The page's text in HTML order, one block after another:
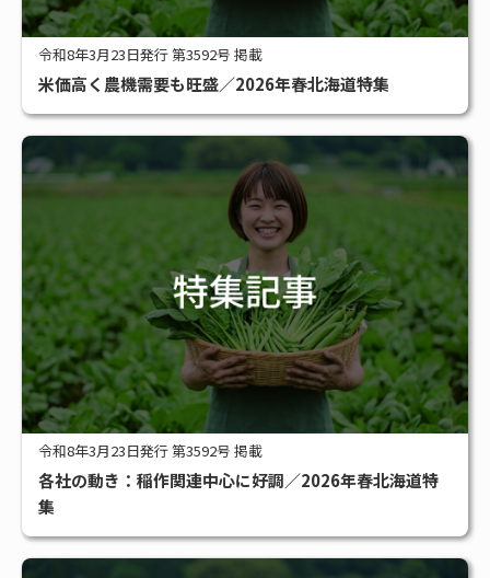
令和8年3月23日発行 第3592号 掲載
米価高く農機需要も旺盛／2026年春北海道特集
令和8年3月23日発行 第3592号 掲載
各社の動き：稲作関連中心に好調／2026年春北海道特
集